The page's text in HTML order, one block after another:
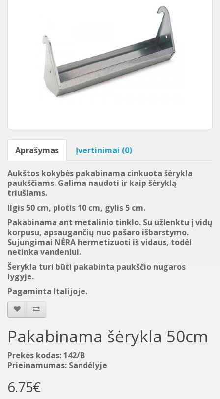
Aprašymas Įvertinimai (0)
Aukštos kokybės pakabinama cinkuota šėrykla
paukščiams. Galima naudoti ir kaip šėryklą
triušiams.
Ilgis 50 cm, plotis 10 cm, gylis 5 cm.
Pakabinama ant metalinio tinklo. Su užlenktu į vidų
korpusu, apsaugančių nuo pašaro išbarstymo.
Sujungimai NĖRA hermetizuoti iš vidaus, todėl
netinka vandeniui.
Šerykla turi būti pakabinta paukščio nugaros
lygyje.
Pagaminta Italijoje.
Pakabinama šėrykla 50cm
Prekės kodas: 142/B
Prieinamumas: Sandėlyje
6.75€